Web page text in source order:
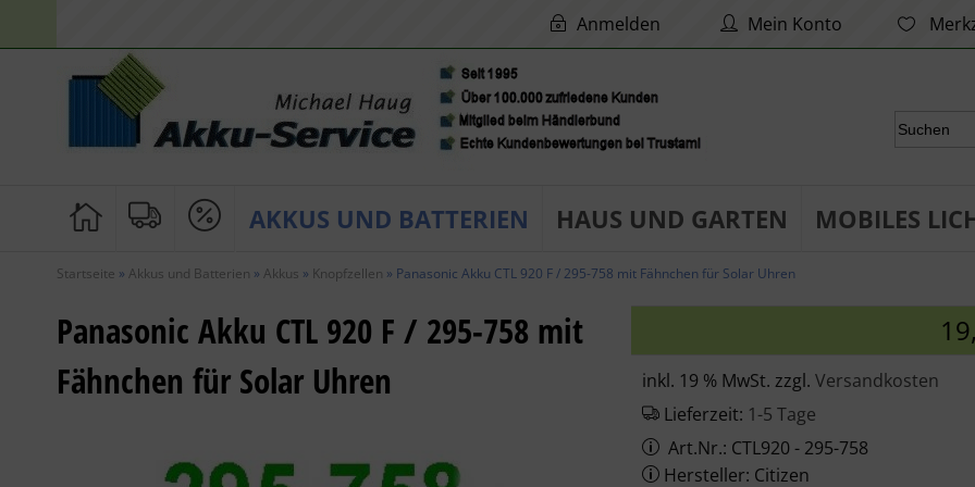
Anmelden Mein Konto
AKKUS UND BATTERIEN HAUS UND GARTEN MOBILES
Startseite » Akkus und Batterien » Akkus » Knopfzellen » Panasonic Akku CTL 920 F / 295-758 mit Fähnchen für Solar Uhren
Panasonic Akku CTL 920 F / 295-758 mit
Fähnchen für Solar Uhren
inkl. 19 % MwSt. zzgl. Versandkosten
Lieferzeit: 1-5 Tage
Art.Nr.: CTL920 - 295-758
Hersteller: Citizen